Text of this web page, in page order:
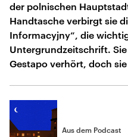
der polnischen
Handtasche verbirgt sie
Informacyjny“, die
Untergrundzeitschrift.
Gestapo verhört, doch
Aus dem Podcast